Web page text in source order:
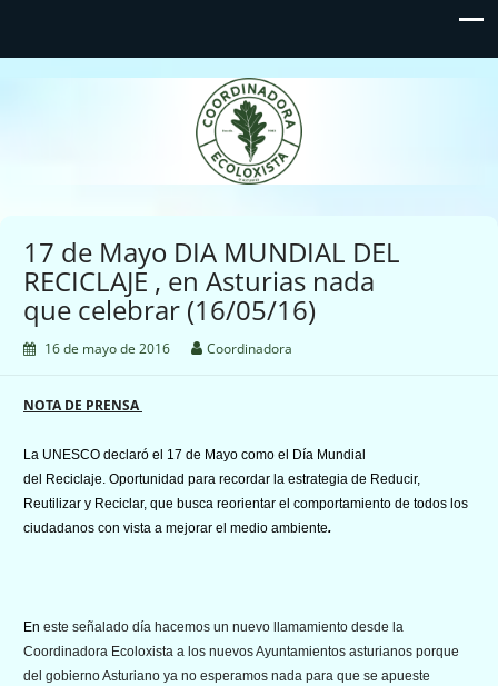
Coordinadora Ecoloxista
d'Asturies
17 de Mayo DIA MUNDIAL DEL
RECICLAJE , en Asturias nada
que celebrar (16/05/16)
16 de mayo de 2016 Coordinadora
NOTA DE PRENSA
La UNESCO declaró el 17 de Mayo como el Día Mundial
del Reciclaje. Oportunidad para recordar la estrategia de Reducir,
Reutilizar y Reciclar, que busca reorientar el comportamiento de todos los
ciudadanos con vista a mejorar el medio ambiente.
En este señalado día hacemos un nuevo llamamiento desde la
Coordinadora Ecoloxista a los nuevos Ayuntamientos asturianos porque
del gobierno Asturiano ya no esperamos nada para que se apueste